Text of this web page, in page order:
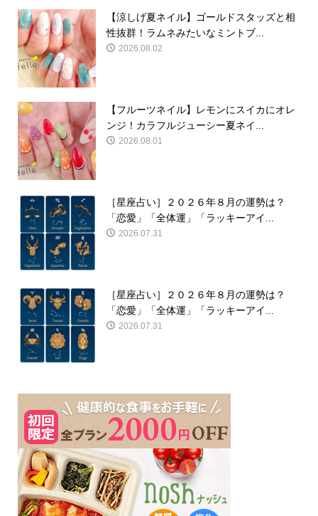
【涼しげ夏ネイル】ゴールドスタッズと相
性抜群！ラムネみたいなミントブ...
2026.08.02
【フルーツネイル】レモンにスイカにオレ
ンジ！カラフルジューシー夏ネイ...
2026.08.01
［星座占い］２０２６年８月の運勢は？
「恋愛」「全体運」「ラッキーアイ...
2026.07.31
［星座占い］２０２６年８月の運勢は？
「恋愛」「全体運」「ラッキーアイ...
2026.07.31